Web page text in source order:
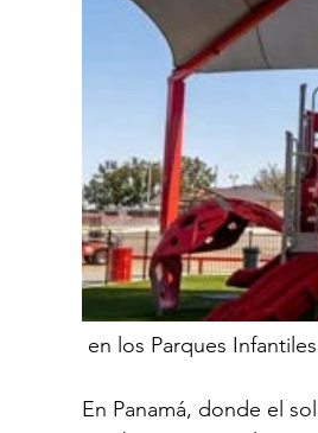
en los Parques
En Panamá, donde el